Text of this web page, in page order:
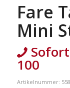
Fare
Mini
100
Artikelnummer: